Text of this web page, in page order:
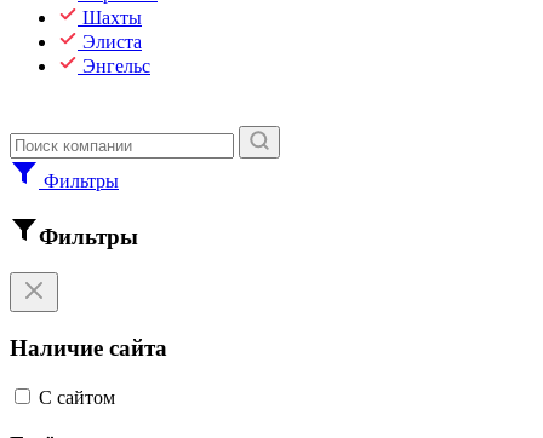
Шахты
Элиста
Энгельс
Фильтры
Фильтры
Наличие сайта
С сайтом